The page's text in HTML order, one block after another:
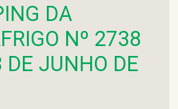
DA
Nº 2738
DE JUNHO DE